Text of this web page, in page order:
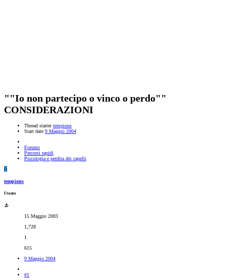
""Io non partecipo o vinco o perdo""
CONSIDERAZIONI
Thread starter tempions
Start date 9 Maggio 2004
Forums
Percorsi rapidi
Psicologia e perdita dei capelli
T
tempions
Utente
15 Maggio 2003
1,728
1
615
9 Maggio 2004
#1